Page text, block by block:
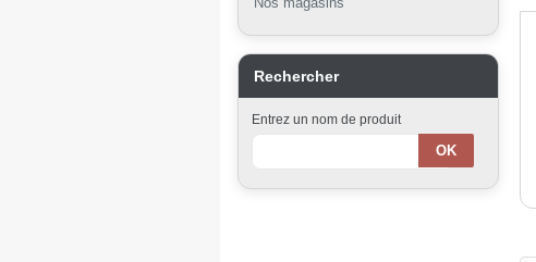
Rechercher
Entrez un nom de produit